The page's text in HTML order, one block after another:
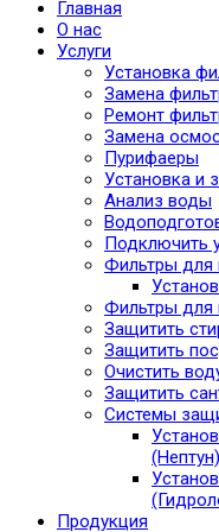
Главная
О нас
Услуги
Установка
Замена
Ремонт
Замена
Пурифаеры
Установка и
Анализ воды
Подключить
Фильтры для
Фильтры для
Защитить
Защитить
Очистить
Защитить
Системы
(Нептун)
Продукция